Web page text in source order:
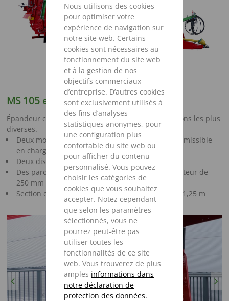
Nous utilisons des cookies
pour optimiser votre
expérience de navigation sur
notre site web. Certains
cookies sont nécessaires au
fonctionnement du site web
et à la gestion de nos
objectifs commerciaux
d’entreprise. D’autres cookies
sont exclusivement utilisés à
des fins d’analyses
statistiques anonymes, pour
une configuration plus
confortable du site web ou
pour afficher du contenu
personnalisé. Vous pouvez
choisir les catégories de
cookies que vous souhaitez
accepter. Notez cependant
que selon les paramètres
sélectionnés, vous ne
pourrez peut-être pas
utiliser toutes les
fonctionnalités de ce site
web. Vous trouverez de plus
amples informations dans
notre déclaration de
protection des données.
MS 105 et MS 120
Épandeur compact et polyvalent pour les applications les plus
diverses.
Deux modèles de 8 à 15 tonnes de poids total admissible
en charge
Deux dispositifs d'épandage différents
Des parois rabattables manuellement d'une hauteur de
250 mm
Section de passage du dispositif d'épandage de 1,25 m
Previous Next